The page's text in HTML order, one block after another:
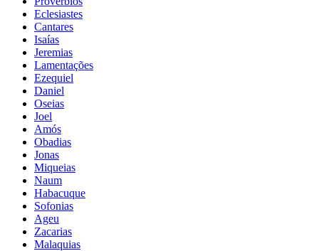
Eclesiastes
Cantares
Isaías
Jeremias
Lamentações
Ezequiel
Daniel
Oseias
Joel
Amós
Obadias
Jonas
Miqueias
Naum
Habacuque
Sofonias
Ageu
Zacarias
Malaquias